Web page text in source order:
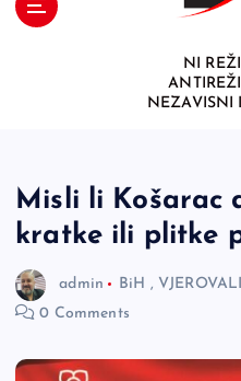
NI
NEZAVISNI
Misli li Košarac
kratke ili plitke
admin BiH ,
0 Comments